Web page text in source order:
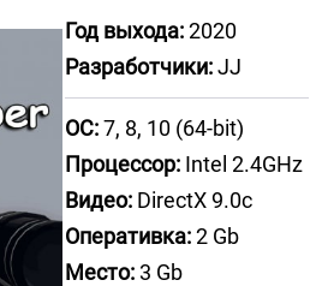
Год выхода:2020
Разработчики:JJ
ОС:7, 8, 10 (64-bit)
Процессор: Intel 2.4GHz
Видео: DirectX 9.0c
Оперативка:2 Gb
Место: 3 Gb